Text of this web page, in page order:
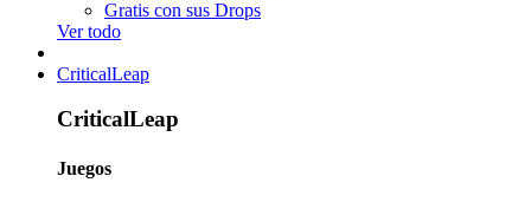
Gratis con sus Drops
Ver todo
CriticalLeap
CriticalLeap
Juegos